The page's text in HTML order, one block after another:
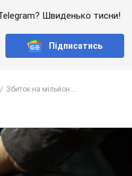
Швиденько тисни!
Підписатись
Збиток на мільйон:...